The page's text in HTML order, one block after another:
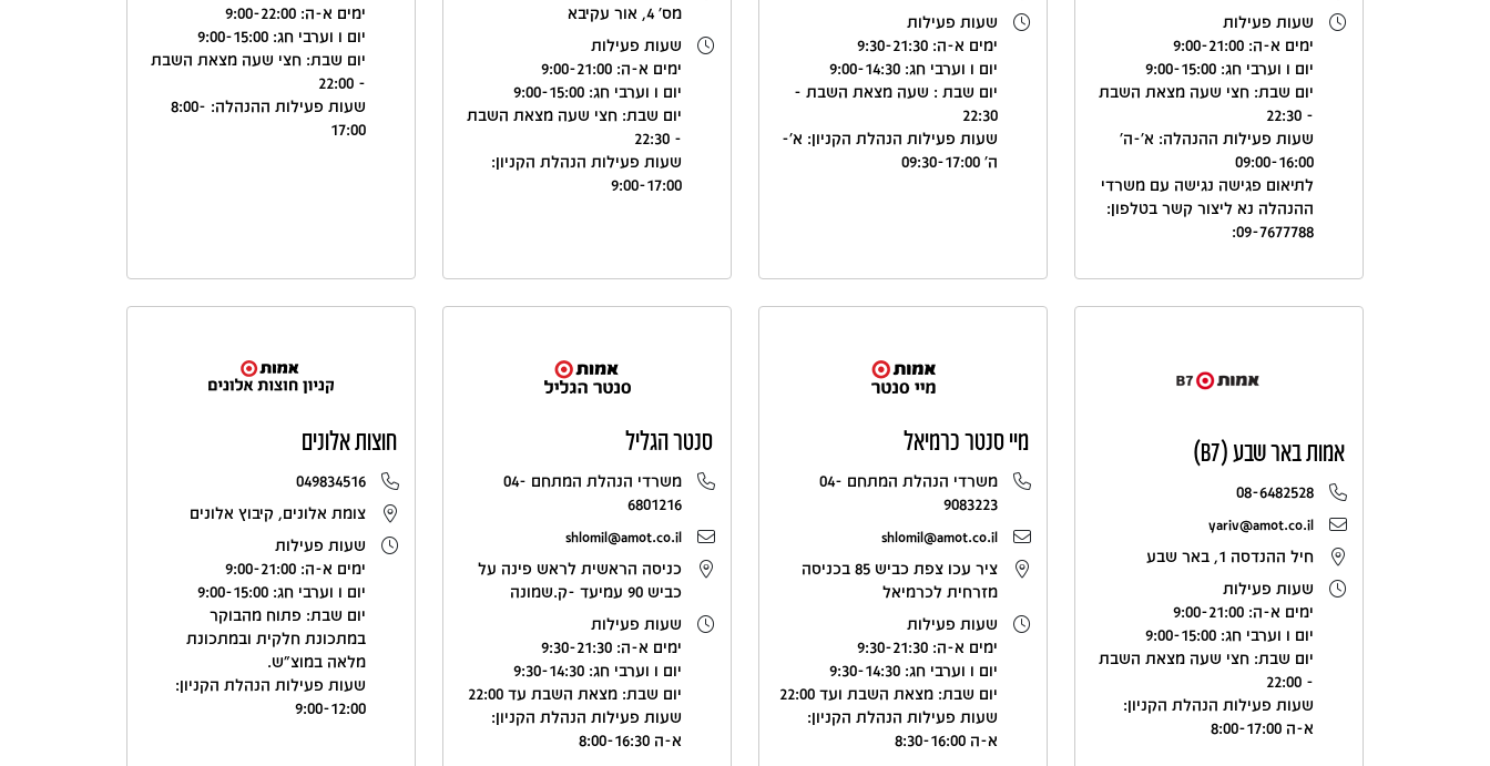
שעות פעילות
ימים א-ה: 9:00-21:00
יום ו וערבי חג: 9:00-15:00
יום שבת: חצי שעה מצאת השבת
- 22:30
שעות פעילות ההנהלה: א'-ה'
09:00-16:00
לתיאום פגישה נגישה עם משרדי
ההנהלה נא ליצור קשר בטלפון:
09-7677788:
שעות פעילות
ימים א-ה: 9:30-21:30
יום ו וערבי חג: 9:00-14:30
יום שבת : שעה מצאת השבת -
22:30
שעות פעילות הנהלת הקניון: א'-
ה' 09:30-17:00
מס' 4, אור עקיבא
שעות פעילות
ימים א-ה: 9:00-21:00
יום ו וערבי חג: 9:00-15:00
יום שבת: חצי שעה מצאת השבת
- 22:30
שעות פעילות הנהלת הקניון:
9:00-17:00
ימים א-ה: 9:00-22:00
יום ו וערבי חג: 9:00-15:00
יום שבת: חצי שעה מצאת השבת
- 22:00
שעות פעילות ההנהלה: 8:00-
17:00
אמות באר שבע (B7)
08-6482528
yariv@amot.co.il
חיל ההנדסה 1, באר שבע
שעות פעילות
ימים א-ה: 9:00-21:00
יום ו וערבי חג: 9:00-15:00
יום שבת: חצי שעה מצאת השבת
- 22:00
שעות פעילות הנהלת הקניון:
א-ה 8:00-17:00
מיי סנטר כרמיאל
משרדי הנהלת המתחם 04-
9083223
shlomil@amot.co.il
ציר עכו צפת כביש 85 בכניסה
מזרחית לכרמיאל
שעות פעילות
ימים א-ה: 9:30-21:30
יום ו וערבי חג: 9:30-14:30
יום שבת: מצאת השבת ועד 22:00
שעות פעילות הנהלת הקניון:
א-ה 8:30-16:00
סנטר הגליל
משרדי הנהלת המתחם 04-
6801216
shlomil@amot.co.il
כניסה הראשית לראש פינה על
כביש 90 עמיעד -ק.שמונה
שעות פעילות
ימים א-ה: 9:30-21:30
יום ו וערבי חג: 9:30-14:30
יום שבת: מצאת השבת עד 22:00
שעות פעילות הנהלת הקניון:
א-ה 8:00-16:30
חוצות אלונים
049834516
צומת אלונים, קיבוץ אלונים
שעות פעילות
ימים א-ה: 9:00-21:00
יום ו וערבי חג: 9:00-15:00
יום שבת: פתוח מהבוקר
במתכונת חלקית ובמתכונת
מלאה במוצ"ש.
שעות פעילות הנהלת הקניון:
9:00-12:00